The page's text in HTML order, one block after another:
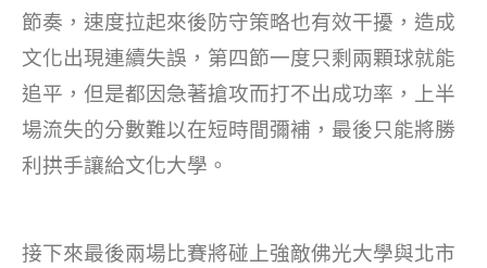
節奏，速度拉起來後防守策略也有效干擾，造成
文化出現連續失誤，第四節一度只剩兩顆球就能
追平，但是都因急著搶攻而打不出成功率，上半
場流失的分數難以在短時間彌補，最後只能將勝
利拱手讓給文化大學。
接下來最後兩場比賽將碰上強敵佛光大學與北市